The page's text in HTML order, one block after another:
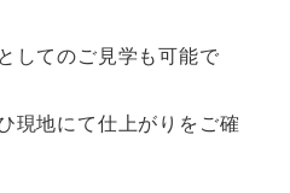
してのご見学も可能で
現地にて仕上がりをご確